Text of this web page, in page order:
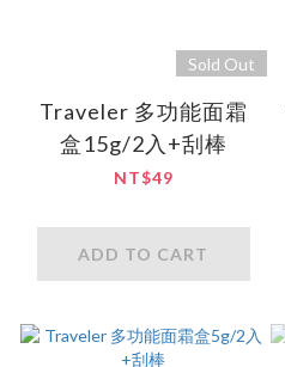
Sold Out
Traveler 多功能面霜
盒15g/2入+刮棒
NT$49
ADD TO CART